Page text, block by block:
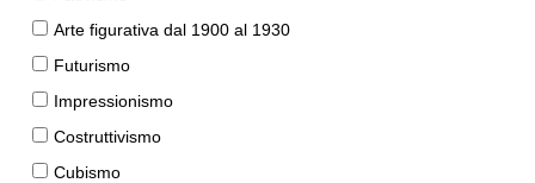
Arte figurativa dal 1900 al 1930
Futurismo
Impressionismo
Costruttivismo
Cubismo